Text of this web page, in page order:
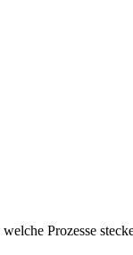
Prozesse